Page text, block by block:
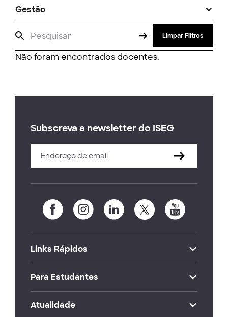
Gestão
Limpar Filtros
Não foram encontrados docentes.
Subscreva a newsletter do ISEG
Links Rápidos
Para Estudantes
Atualidade